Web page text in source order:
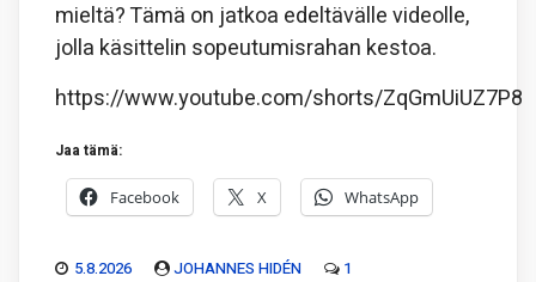
mieltä? Tämä on jatkoa edeltävälle videolle,
jolla käsittelin sopeutumisrahan kestoa.
https://www.youtube.com/shorts/ZqGmUiUZ7P8
Jaa tämä:
Facebook X WhatsApp
5.8.2026 JOHANNES HIDÉN 1